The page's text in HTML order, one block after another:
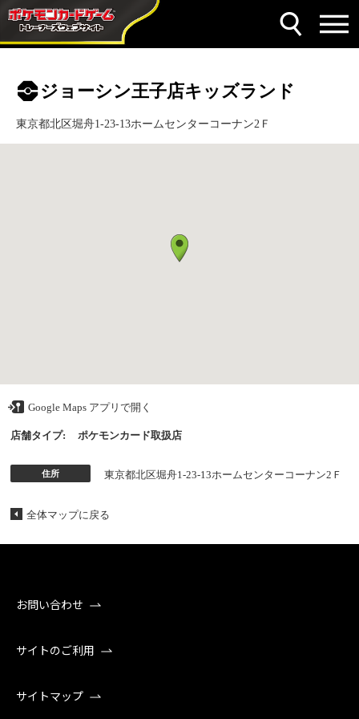
ジョーシン王子店キッズランド
東京都北区堀舟1-23-13ホームセンターコーナン2Ｆ
Google Maps アプリで開く
店舗タイプ: ポケモンカード取扱店
住所 東京都北区堀舟1-23-13ホームセンターコーナン2Ｆ
全体マップに戻る
お問い合わせ
サイトのご利用
サイトマップ